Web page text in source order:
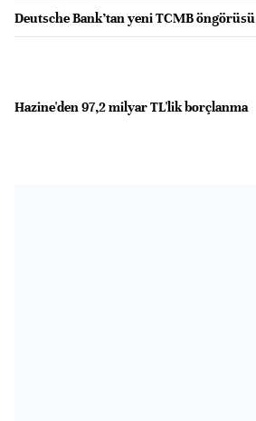
Deutsche Bank’tan yeni TCMB öngörüsü
Hazine'den 97,2 milyar TL'lik borçlanma